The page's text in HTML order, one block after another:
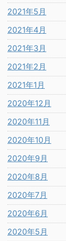
2021年5月
2021年4月
2021年3月
2021年2月
2021年1月
2020年12月
2020年11月
2020年10月
2020年9月
2020年8月
2020年7月
2020年6月
2020年5月